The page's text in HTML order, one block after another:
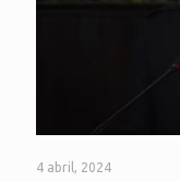
4 abril, 2024